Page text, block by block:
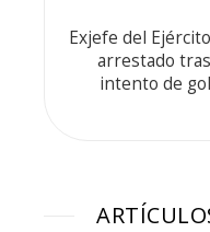
Exjefe del
arrestado
intento de